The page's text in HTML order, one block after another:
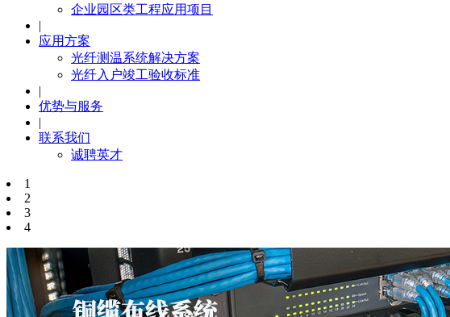
企业园区类工程应用项目
|
应用方案
光纤测温系统解决方案
光纤入户竣工验收标准
|
优势与服务
|
联系我们
诚聘英才
1
2
3
4
光纤收发器系列
百兆自适应光纤收发器